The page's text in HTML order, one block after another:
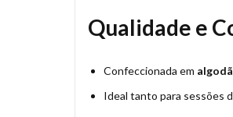
Qualidade e
Confeccionada em
Ideal tanto para sessões